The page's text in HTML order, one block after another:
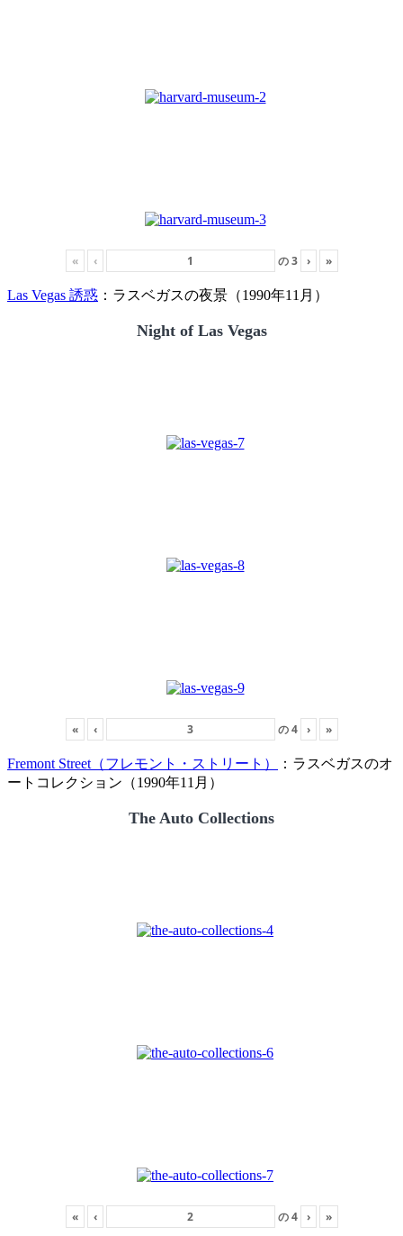
« ‹ の3 › »
Las Vegas 誘惑 ：ラスベガスの夜景（1990年11月）
Night of Las Vegas
« ‹ の4 › »
Fremont Street（フレモント・ストリート）
：ラスベガスのオ
ートコレクション（1990年11月）
The Auto Collections
« ‹ の4 › »